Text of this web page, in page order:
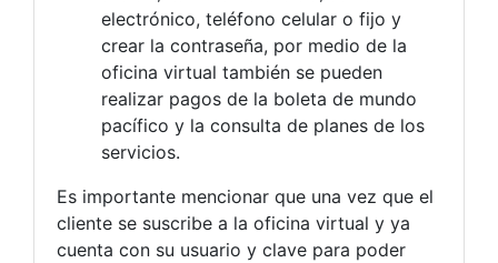
electrónico, teléfono celular o fijo y
crear la contraseña, por medio de la
oficina virtual también se pueden
realizar pagos de la boleta de mundo
pacífico y la consulta de planes de los
servicios.
Es importante mencionar que una vez que el
cliente se suscribe a la oficina virtual y ya
cuenta con su usuario y clave para poder